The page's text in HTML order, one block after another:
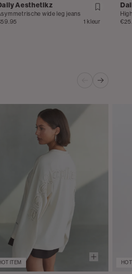
Aesthetikz
wide leg jeans
1 kleur
ITEM